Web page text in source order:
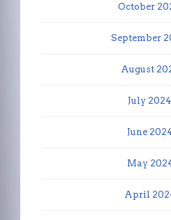
October
September
August
July 2024
June
May
April